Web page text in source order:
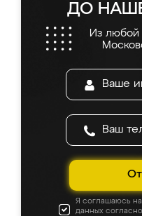
ДО
Из любой
Я соглашаюсь
данных согласно